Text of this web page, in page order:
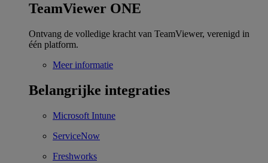
TeamViewer ONE
Ontvang de volledige kracht van TeamViewer, verenigd in
één platform.
Meer informatie
Belangrijke integraties
Microsoft Intune
ServiceNow
Freshworks